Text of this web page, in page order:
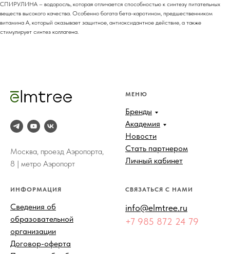
СПИРУЛИНА – водоросль, которая отличается способностью к синтезу питательных
веществ высокого качества. Особенно богата бета-каротином, предшественником
витамина А, который оказывает защитное, антиоксидантное действие, а также
стимулирует синтез коллагена.
Москва, проезд Аэропорта,
8 | метро Аэропорт
МЕНЮ
Бренды
Академия
Новости
Стать партнером
Личный кабинет
ИНФОРМАЦИЯ
Сведения об
образовательной
организации
Договор-оферта
СВЯЗАТЬСЯ С НАМИ
info@elmtree.ru
+7 985 872 24 79